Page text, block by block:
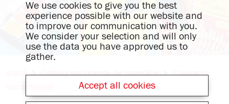
acasă Catalog sortimente de papetărie
Colorat și
We use cookies to give you the best
experience possible with our website and
to improve our communication with you.
We consider your selection and will only
use the data you have approved us to
gather.
Accept all cookies